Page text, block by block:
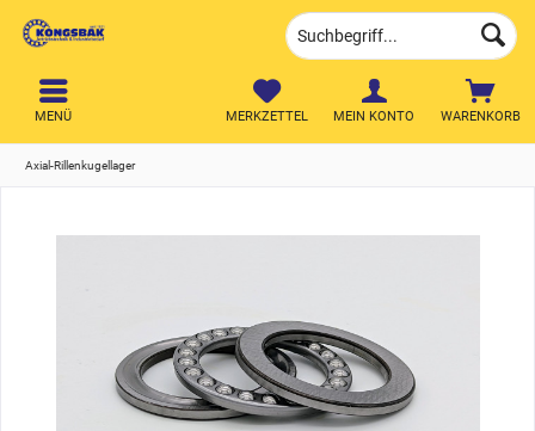
WARENKORB
MERKZETTEL MEIN KONTO
MENÜ
Axial-Rillenkugellager